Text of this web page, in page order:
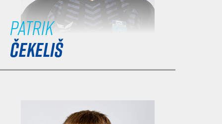
Patrik
ČEKELIŠ